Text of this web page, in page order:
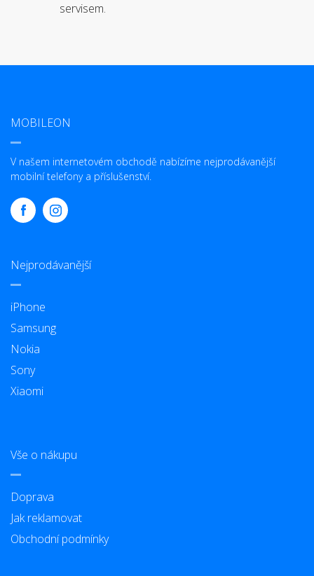
servisem.
MOBILEON
V našem internetovém obchodě nabízíme nejprodávanější
mobilní telefony a příslušenství.
Nejprodávanější
iPhone
Samsung
Nokia
Sony
Xiaomi
Vše o nákupu
Doprava
Jak reklamovat
Obchodní podmínky